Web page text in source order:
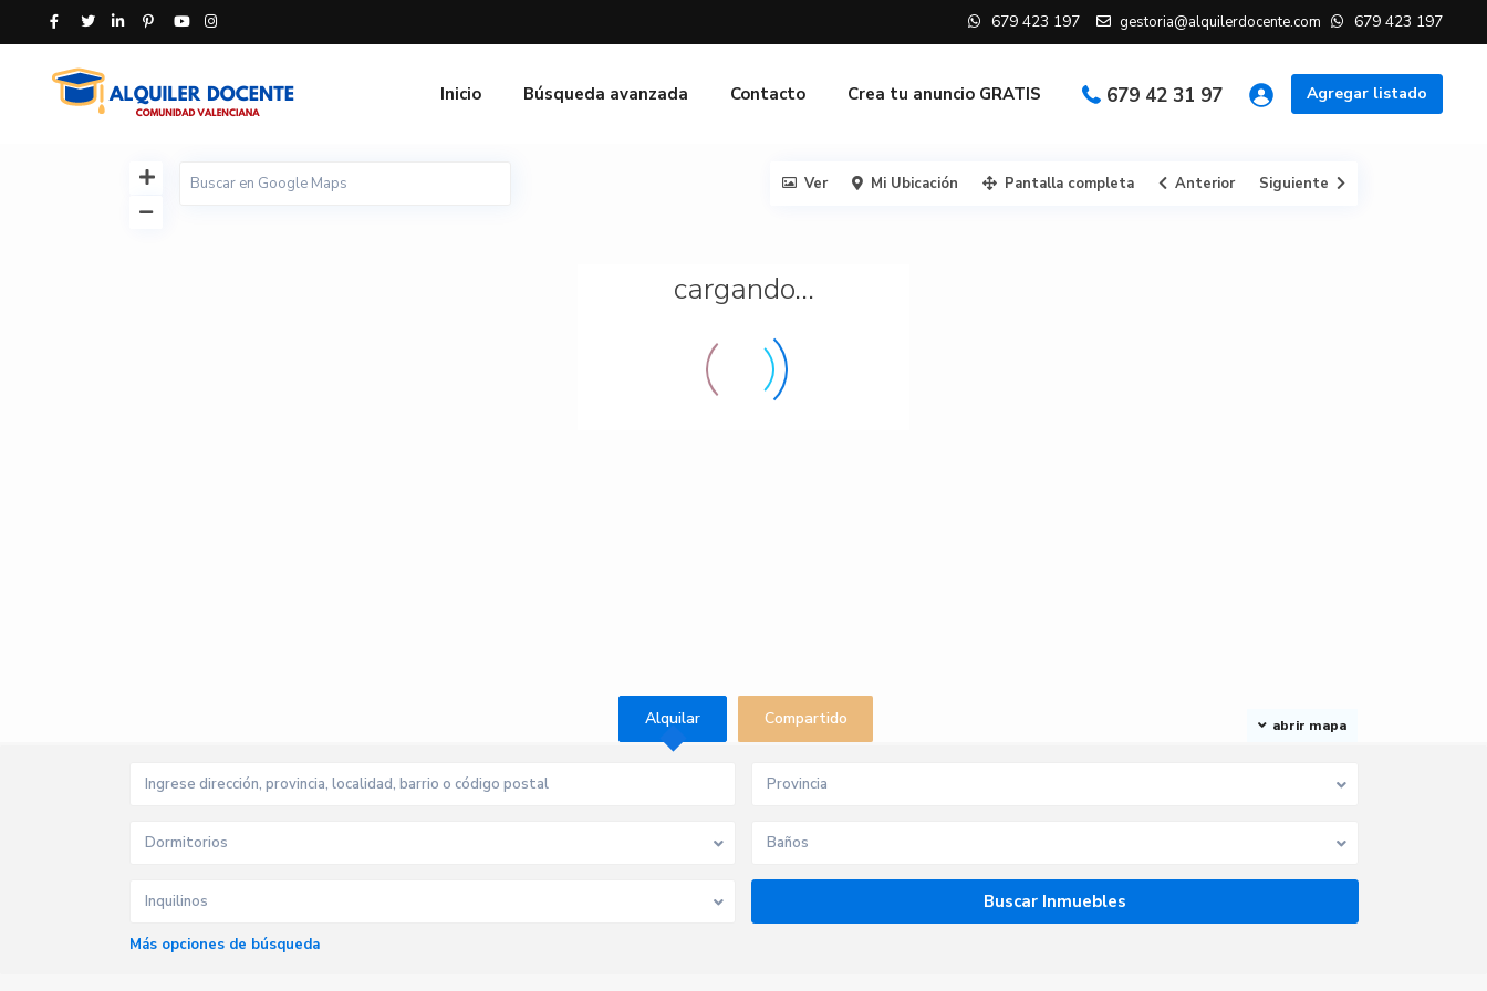
679 423 197 gestoria@alquilerdocente.com 679 423 197
Agregar listado
679 42 31 97
Inicio Búsqueda avanzada Contacto Crea tu anuncio GRATIS
cargando...
abrir mapa
Ver Mi Ubicación Pantalla completa Anterior Siguiente
Alquilar Compartido
Provincia
Dormitorios Baños
Inquilinos
Más opciones de búsqueda